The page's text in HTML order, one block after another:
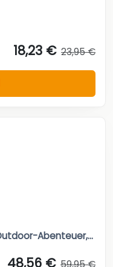
18,23 € 23,95 €
Abenteuer,...
48,56 € 59,95 €